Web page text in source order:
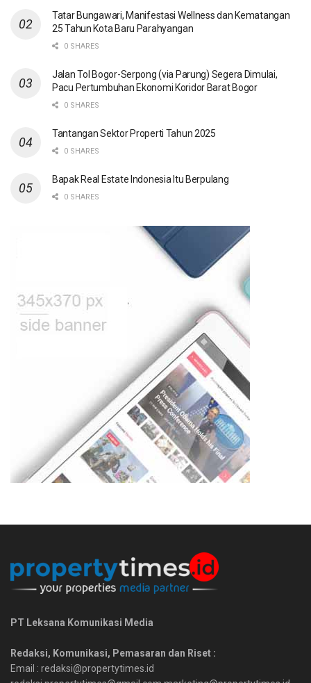
Tatar Bungawari, Manifestasi Wellness dan Kematangan
25 Tahun Kota Baru Parahyangan
0 SHARES
Jalan Tol Bogor-Serpong (via Parung) Segera Dimulai,
Pacu Pertumbuhan Ekonomi Koridor Barat Bogor
0 SHARES
Tantangan Sektor Properti Tahun 2025
0 SHARES
Bapak Real Estate Indonesia Itu Berpulang
0 SHARES
PT Leksana Komunikasi Media
Redaksi, Komunikasi, Pemasaran dan Riset :
Email : redaksi@propertytimes.id